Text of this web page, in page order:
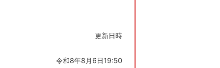
更新日時
令和8年8月6日19:50